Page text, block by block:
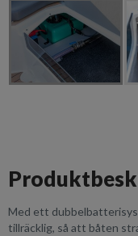
Med ett
tillräcklig, så att båten